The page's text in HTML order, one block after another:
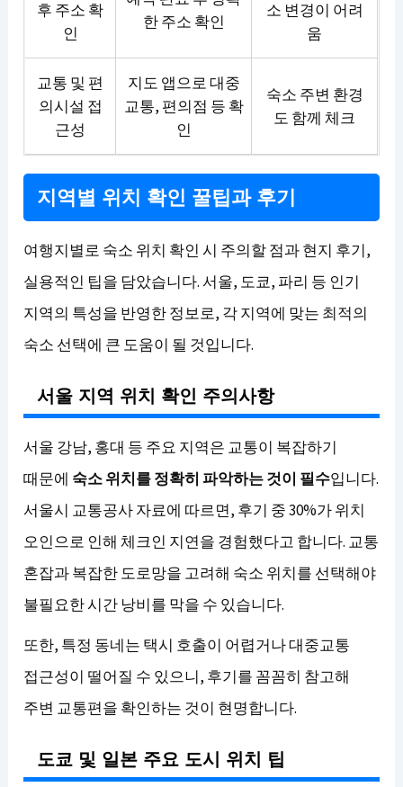
후 주소 확
인
한 주소 확인
소 변경이 어려
움
교통 및 편
의시설 접
근성
지도 앱으로 대중
교통, 편의점 등 확
인
숙소 주변 환경
도 함께 체크
지역별 위치 확인 꿀팁과 후기
여행지별로 숙소 위치 확인 시 주의할 점과 현지 후기,
실용적인 팁을 담았습니다. 서울, 도쿄, 파리 등 인기
지역의 특성을 반영한 정보로, 각 지역에 맞는 최적의
숙소 선택에 큰 도움이 될 것입니다.
서울 지역 위치 확인 주의사항
서울 강남, 홍대 등 주요 지역은 교통이 복잡하기
때문에 숙소 위치를 정확히 파악하는 것이 필수입니다.
서울시 교통공사 자료에 따르면, 후기 중 30%가 위치
오인으로 인해 체크인 지연을 경험했다고 합니다. 교통
혼잡과 복잡한 도로망을 고려해 숙소 위치를 선택해야
불필요한 시간 낭비를 막을 수 있습니다.
또한, 특정 동네는 택시 호출이 어렵거나 대중교통
접근성이 떨어질 수 있으니, 후기를 꼼꼼히 참고해
주변 교통편을 확인하는 것이 현명합니다.
도쿄 및 일본 주요 도시 위치 팁